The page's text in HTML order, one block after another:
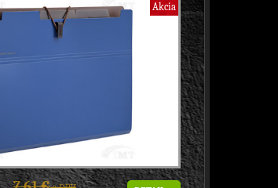
Akcia